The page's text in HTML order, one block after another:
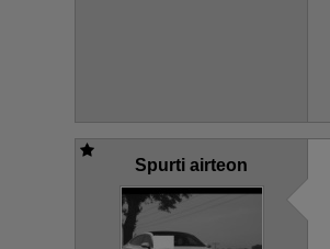
Spurti airteon